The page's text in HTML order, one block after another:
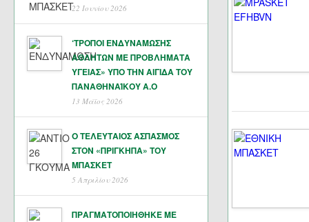
22 Ιουνίου 2026
‘ΤΡΟΠΟΙ ΕΝΔΥΝΑΜΩΣΗΣ
ΑΘΛΗΤΩΝ ΜΕ ΠΡΟΒΛΗΜΑΤΑ
ΥΓΕΙΑΣ» ΥΠΟ ΤΗΝ ΑΙΓΙΔΑ ΤΟΥ
ΠΑΝΑΘΗΝΑΊΚΟΥ Α.Ο
13 Μάϊος 2026
Ο ΤΕΛΕΥΤΑΙΟΣ ΑΣΠΑΣΜΟΣ
ΣΤΟΝ «ΠΡΙΓΚΗΠΑ» ΤΟΥ
ΜΠΑΣΚΕΤ
5 Απριλίου 2026
ΠΡΑΓΜΑΤΟΠΟΙΗΘΗΚΕ ΜΕ